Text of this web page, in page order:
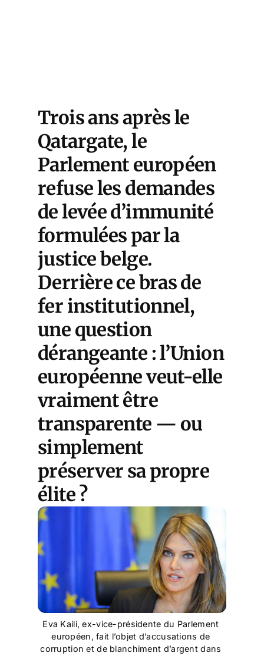
Trois ans après le
Qatargate, le
Parlement européen
refuse les demandes
de levée d’immunité
formulées par la
justice belge.
Derrière ce bras de
fer institutionnel,
une question
dérangeante : l’Union
européenne veut-elle
vraiment être
transparente — ou
simplement
préserver sa propre
élite ?
Eva Kaili, ex-vice-présidente du Parlement
européen, fait l’objet d’accusations de
corruption et de blanchiment d’argent dans